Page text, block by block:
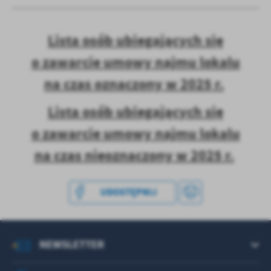
Lista osób ubiegających się
o zawarcie umowy najmu lokalu
na czas oznaczony w 2025 r.
Lista osób ubiegających się
o zawarcie umowy najmu lokalu
na czas nieoznaczony w 2025 r.
UDOSTĘPNIJ
NEWSLETTER